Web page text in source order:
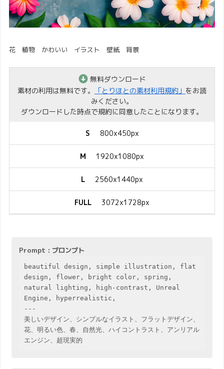
花 植物 かわいい イラスト 壁紙 背景
無料ダウンロード
素材の利用は無料です。
「とりほとの素材利用規約」 をお読
みください。
ダウンロードした時点で規約に同意したことになります。
S 800x450px
M 1920x1080px
L 2560x1440px
FULL 3072x1728px
Prompt : プロンプト
beautiful design, simple illustration, flat
design, flower, bright color, spring,
natural lighting, high-contrast, Unreal
Engine, hyperrealistic,
---
美しいデザイン、シンプルなイラスト、フラットデザイン、
花、明るい色、春、自然光、ハイコントラスト、アンリアル
エンジン、超現実的